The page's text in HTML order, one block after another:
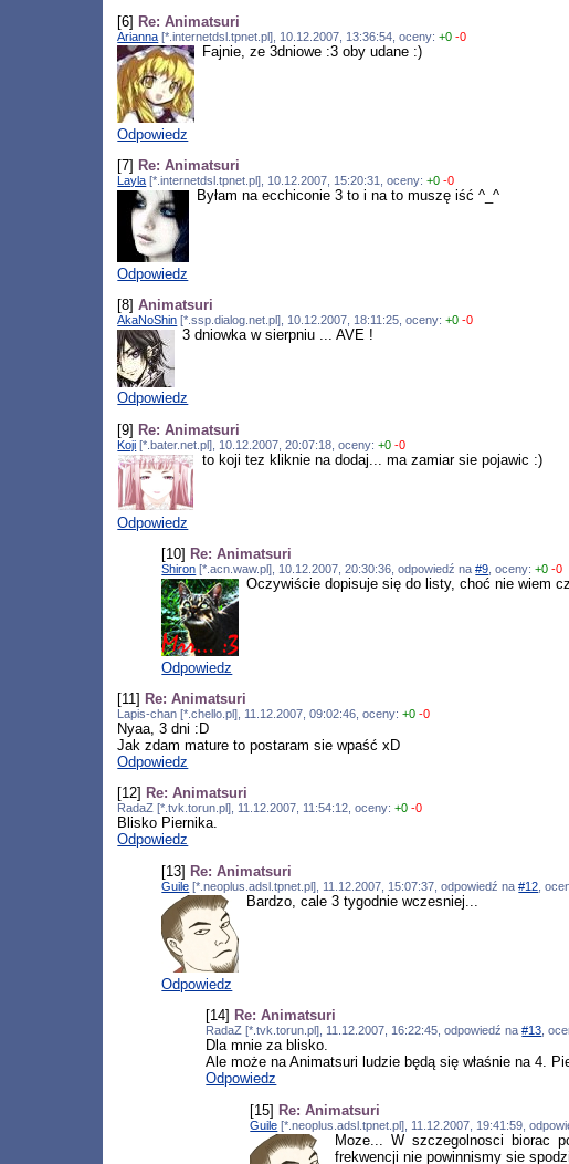
[6] Re: Animatsuri
Arianna [*.internetdsl.tpnet.pl], 10.12.2007, 13:36:54, oceny:+0 -0
Fajnie, ze 3dniowe :3 oby udane :)
Odpowiedz
[7] Re: Animatsuri
Layla [*.internetdsl.tpnet.pl], 10.12.2007, 15:20:31, oceny:+0 -0
Byłam na ecchiconie 3 to i na to muszę iść ^_^
Odpowiedz
[8]Animatsuri
AkaNoShin [*.ssp.dialog.net.pl], 10.12.2007, 18:11:25, oceny:+0 -0
3 dniowka w sierpniu ... AVE !
Odpowiedz
[9] Re: Animatsuri
Koji [*.bater.net.pl], 10.12.2007, 20:07:18, oceny:+0 -0
to koji tez kliknie na dodaj... ma zamiar sie pojawic :)
Odpowiedz
[10] Re: Animatsuri
Shiron [*.acn.waw.pl], 10.12.2007, 20:30:36, odpowiedź na#9 , oceny:+0 -0
Oczywiście dopisuje się do listy, choć nie wiem
Odpowiedz
[11] Re: Animatsuri
Lapis-chan [*.chello.pl], 11.12.2007, 09:02:46, oceny:+0 -0
Nyaa, 3 dni :D
Jak zdam mature to postaram sie wpaść xD
Odpowiedz
[12] Re: Animatsuri
RadaZ [*.tvk.torun.pl], 11.12.2007, 11:54:12, oceny:+0 -0
Blisko Piernika.
Odpowiedz
[13] Re: Animatsuri
Guile [*.neoplus.adsl.tpnet.pl], 11.12.2007, 15:07:37, odpowiedź na#12 ,
Bardzo, cale 3 tygodnie wczesniej...
Odpowiedz
[14] Re: Animatsuri
RadaZ [*.tvk.torun.pl], 11.12.2007, 16:22:45, odpowiedź na#13 ,
Dla mnie za blisko.
Ale może na Animatsuri ludzie będą się właśnie na 4.
Odpowiedz
[15] Re: Animatsuri
Guile [*.neoplus.adsl.tpnet.pl], 11.12.2007, 19:41:59,
Moze... W szczegolnosci biorac
frekwencji nie powinnismy sie